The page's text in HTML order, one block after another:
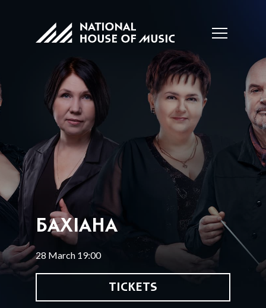
БАХІАНА
28 March 19:00
TICKETS